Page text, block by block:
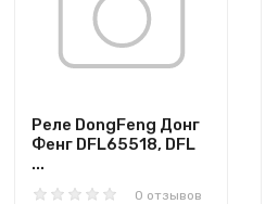
Реле DongFeng Донг
Фенг DFL65518, DFL
...
0 отзывов